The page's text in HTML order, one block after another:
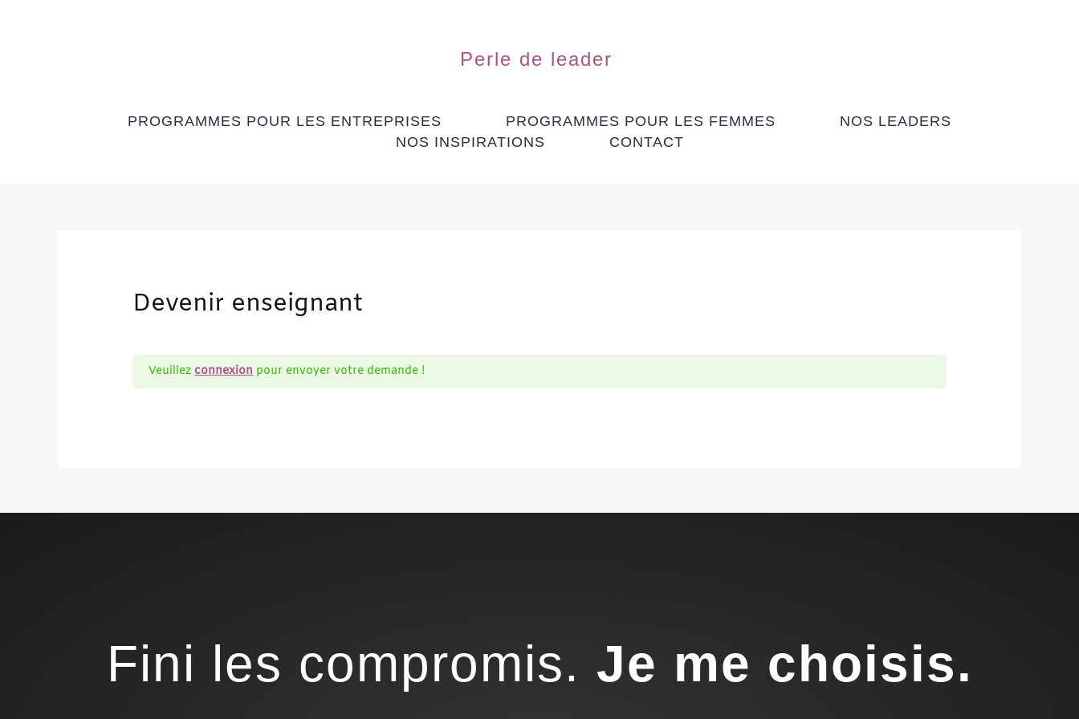
Perle de leader
PROGRAMMES POUR LES ENTREPRISES PROGRAMMES POUR LES FEMMES
NOS LEADERS
NOS INSPIRATIONS
CONTACT
Devenir enseignant
Veuillezconnexion pour envoyer votre demande !
Fini les compromis. Je me choisis.